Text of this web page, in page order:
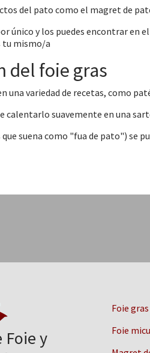
del pato como el magret de
único y los puedes encontrar
tu mismo/a
del foie gras
una variedad de recetas, como
calentarlo suavemente en una
suena como "fua de pato") se
Foie y
Foie
Foie